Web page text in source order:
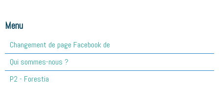
Menu
Changement de page Facebook de
Qui sommes-nous ?
P2 - Forestia